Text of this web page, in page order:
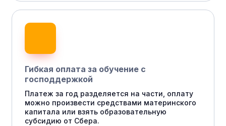
Гибкая оплата за обучение с
господдержкой
Платеж за год разделяется на части, оплату
можно произвести средствами материнского
капитала или взять образовательную
субсидию от Сбера.